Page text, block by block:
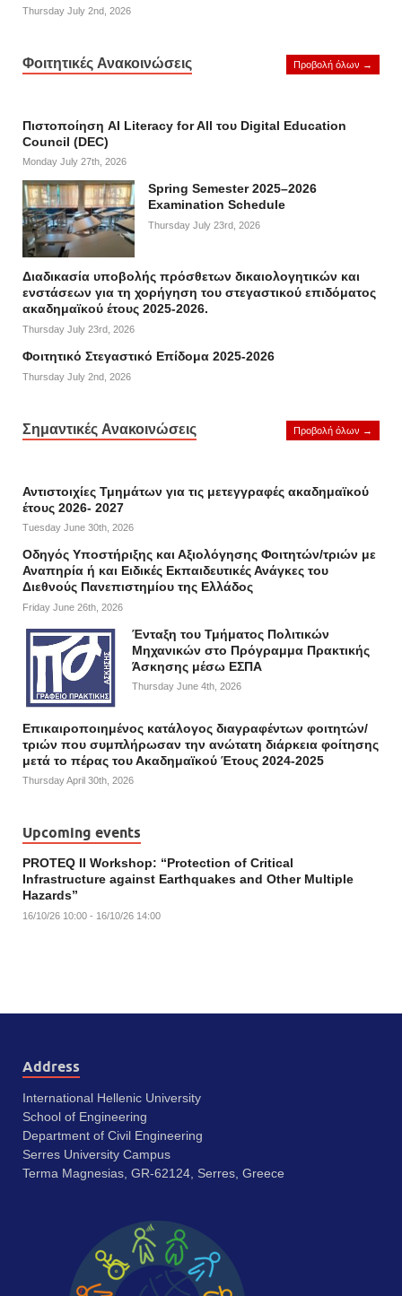
Thursday July 2nd, 2026
Φοιτητικές Ανακοινώσεις Προβολή όλων →
Πιστοποίηση AI Literacy for All του Digital Education
Council (DEC)
Monday July 27th, 2026
Spring Semester 2025–2026
Examination Schedule
Thursday July 23rd, 2026
Διαδικασία υποβολής πρόσθετων δικαιολογητικών και
ενστάσεων για τη χορήγηση του στεγαστικού επιδόματος
ακαδημαϊκού έτους 2025-2026.
Thursday July 23rd, 2026
Φοιτητικό Στεγαστικό Επίδομα 2025-2026
Thursday July 2nd, 2026
Σημαντικές Ανακοινώσεις Προβολή όλων →
Αντιστοιχίες Τμημάτων για τις μετεγγραφές ακαδημαϊκού
έτους 2026- 2027
Tuesday June 30th, 2026
Οδηγός Υποστήριξης και Αξιολόγησης Φοιτητών/τριών με
Αναπηρία ή και Ειδικές Εκπαιδευτικές Ανάγκες του
Διεθνούς Πανεπιστημίου της Ελλάδος
Friday June 26th, 2026
Ένταξη του Τμήματος Πολιτικών
Μηχανικών στο Πρόγραμμα Πρακτικής
Άσκησης μέσω ΕΣΠΑ
Thursday June 4th, 2026
Επικαιροποιημένος κατάλογος διαγραφέντων φοιτητών/
τριών που συμπλήρωσαν την ανώτατη διάρκεια φοίτησης
μετά το πέρας του Ακαδημαϊκού Έτους 2024-2025
Thursday April 30th, 2026
Upcoming events
PROTEQ II Workshop: “Protection of Critical
Infrastructure against Earthquakes and Other Multiple
Hazards”
16/10/26 10:00 - 16/10/26 14:00
Address
International Hellenic University
School of Engineering
Department of Civil Engineering
Serres University Campus
Terma Magnesias, GR-62124, Serres, Greece